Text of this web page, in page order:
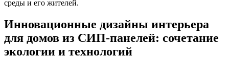
среды и его жителей.
Инновационные дизайны интерьера
для домов из СИП-панелей: сочетание
экологии и технологий